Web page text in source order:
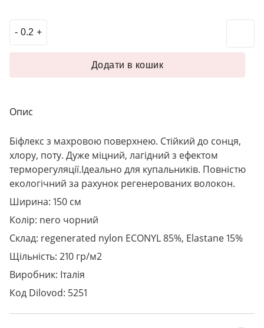
Опис
Біфлекс з махровою поверхнею. Стійкий до сонця,
хлору, поту. Дуже міцний, лагідний з ефектом
терморегуляції.Ідеально для купальників. Повністю
екологічний за рахунок регенерованих волокон.
Ширина: 150 см
Колір: nero чорний
Склад: regenerated nylon ECONYL 85%, Elastane 15%
Щільність: 210 гр/м2
Виробник: Італія
Код Dilovod: 5251
#Біфлекс Carvico Італія махровий Pantelleria 210 гр/м2
Додати в кошик